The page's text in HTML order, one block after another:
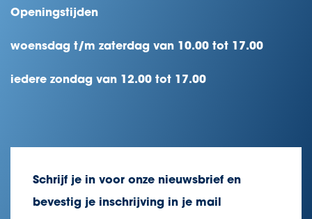
Openingstijden
woensdag t/m zaterdag van 10.00 tot 17.00
iedere zondag van 12.00 tot 17.00
Schrijf je in voor onze nieuwsbrief en
bevestig je inschrijving in je mail